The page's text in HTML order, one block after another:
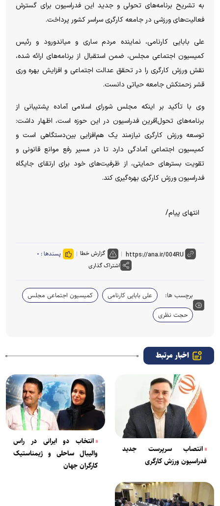
به تشریح برنامه‌های تحولی و جدید این فدراسیون برای گسترش
فعالیت‌های ورزشی در جامعه کارگری سراسر کشور پرداخت.
علی بابایی کارنامی، نماینده مردم ساری و میاندورود و رئیس
کمیسیون اجتماعی مجلس، ضمن استقبال از برنامه‌های ارائه شده،
نقش ورزش کارگری را در تحقق عدالت اجتماعی و افزایش بهره وری
قشر زحمتکش جامعه حیاتی دانست.
وی با تأکید بر اینکه مجلس شورای اسلامی آماده پشتیبانی از
برنامه‌های تحول‌آفرین فدراسیون در این حوزه است، اظهار داشت:
توسعه ورزش کارگری نیازمند یک هم‌افزایی بین‌دستگاهی است و
کمیسیون اجتماعی آمادگی دارد تا در مسیر رفع موانع قانونی و
تقویت بسترهای حمایتی، از ظرفیت‌های خود برای ارتقای جایگاه
فدراسیون ورزش کارگری بهره‌گیری کند.
انتهای پیام/
گزارش خطا پسندها : ۰
اشتراک گذاری
برچسب ها: علی بابایی کارنامی
کمیسیون اجتماعی مجلس
حجت نظری
اخبار مرتبط
انتصاب سرپرست جدید
فدراسیون ورزش کارگری
انتخاب دو ایرانی در راس
والیبال ساحلی و ژیمناستیک
کارگران جهان